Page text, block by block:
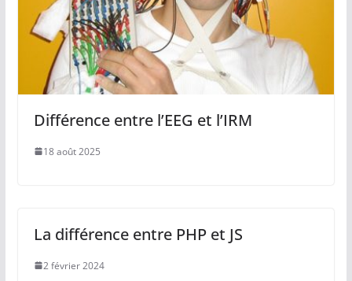
Différence entre l’EEG et l’IRM
18 août 2025
La différence entre PHP et JS
2 février 2024